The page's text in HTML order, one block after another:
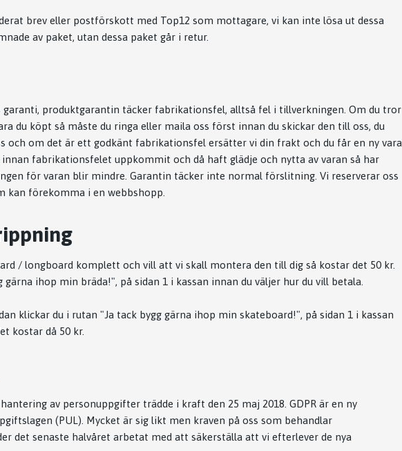
brev eller postförskott med Top12 som mottagare, vi kan inte lösa ut dessa
av paket, utan dessa paket går i retur.
garanti, produktgarantin täcker fabrikationsfel, alltså fel i tillverkningen. Om du tror
du köpt så måste du ringa eller maila oss först innan du skickar den till oss, du
och om det är ett godkänt fabrikationsfel ersätter vi din frakt och du får en ny vara
fabrikationsfelet uppkommit och då haft glädje och nytta av varan så har
för varan blir mindre. Garantin täcker inte normal förslitning. Vi reserverar oss
kan förekomma i en webbshopp.
/ longboard komplett och vill att vi skall montera den till dig så kostar det 50 kr.
gärna ihop min bräda!", på sidan 1 i kassan innan du väljer hur du vill betala.
klickar du i rutan "Ja tack bygg gärna ihop min skateboard!", på sidan 1 i kassan
kostar då 50 kr.
av personuppgifter trädde i kraft den 25 maj 2018. GDPR är en ny
(PUL). Mycket är sig likt men kraven på oss som behandlar
det senaste halvåret arbetat med att säkerställa att vi efterlever de nya